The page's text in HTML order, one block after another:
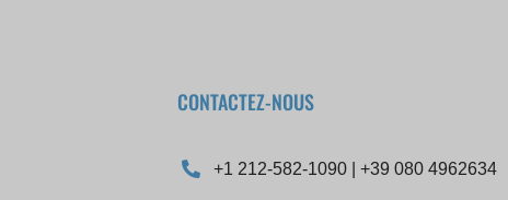
CONTACTEZ-NOUS
+1 212-582-1090 | +39 080 4962634